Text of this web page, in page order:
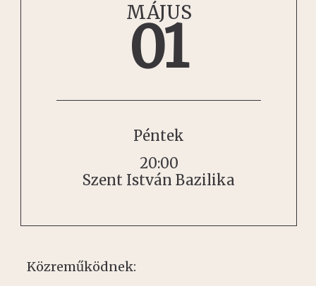
MÁJUS
01
Péntek
20:00
Szent István Bazilika
Közreműködnek: